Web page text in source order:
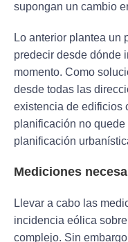
supongan un cambio
Lo anterior plantea un
predecir desde dónde
momento. Como
desde todas las
existencia de edificios
planificación no
planificación
Mediciones
Llevar a cabo las
incidencia eólica
complejo. Sin